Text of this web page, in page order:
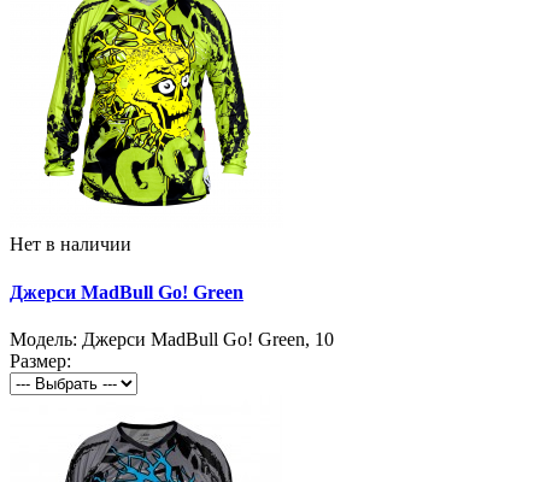
Нет в наличии
Джерси MadBull Go! Green
Модель: Джерси MadBull Go! Green, 10
Размер: